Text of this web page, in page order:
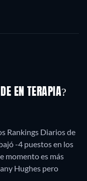
EN TERAPIA?
Rankings Diarios de
-4 puestos en los
momento es más
Hughes pero